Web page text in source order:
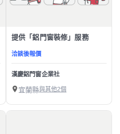
提供「鋁門窗裝修」服務
洽談後報價
漢慶鋁門窗企業社
宜蘭縣與其他2個